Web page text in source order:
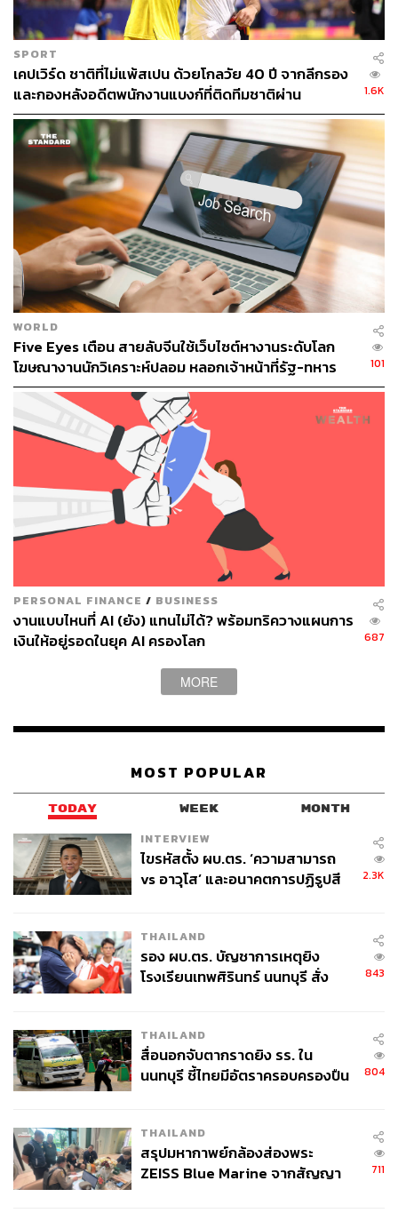
TAGS: Walmart Brain Corp Linkedin Robot
99
ABOUT THE AUTHOR
ปณชัย อารีเพิ่มพร
นักการตลาดผู้ฝักใฝ่ในแวดวงนวัตกรรมและ
เทคโนโลยี แต่บางทีก็เผลอมีใจให้วัฒนธรรม
POP อยู่ร่ำไป ใช้เวลาว่างไปกับการเสพศิลป์
SPORT
เคปเวิร์ด ชาติที่ไม่แพ้สเปน ด้วยโกลวัย 40 ปี จากลีกรอง
และกองหลังอดีตพนักงานแบงก์ที่ติดทีมชาติผ่าน
LinkedIn
1.6K
WORLD
Five Eyes เตือน สายลับจีนใช้เว็บไซต์หางานระดับโลก
โฆษณางานนักวิเคราะห์ปลอม หลอกเจ้าหน้าที่รัฐ-ทหาร
เอาข้อมูลลับ
101
PERSONAL FINANCE / BUSINESS
งานแบบไหนที่ AI (ยัง) แทนไม่ได้? พร้อมทริควางแผนการ
เงินให้อยู่รอดในยุค AI ครองโลก
687
MORE
MOST POPULAR
TODAY WEEK MONTH
INTERVIEW
ไขรหัสตั้ง ผบ.ตร. ‘ความสามารถ
vs อาวุโส’ และอนาคตการปฏิรูปสี
2.3K
THAILAND
รอง ผบ.ตร. บัญชาการเหตุยิง
โรงเรียนเทพศิรินทร์ นนทบุรี สั่ง
843
THAILAND
สื่อนอกจับตากราดยิง รร. ใน
นนทบุรี ชี้ไทยมีอัตราครอบครองปืน
804
THAILAND
สรุปมหากาพย์กล้องส่องพระ
ZEISS Blue Marine จากสัญญา
711